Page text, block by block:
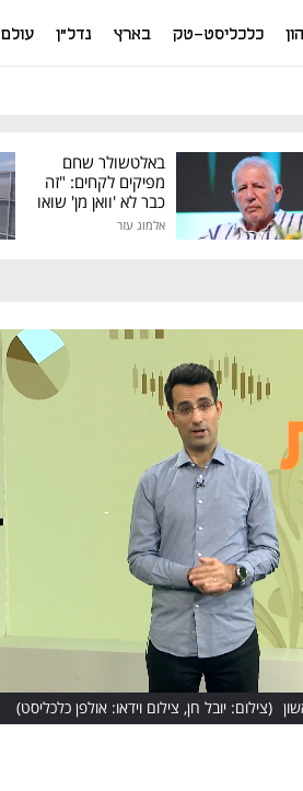
כלכליסט-טק בארץ נדל"ן עולם
באלטשולר שחם
מפיקים לקחים: "זה
כבר לא 'וואן מן' שואו
של גילעד"
אלמוג עזר
(צילום: יובל חן, צילום וידאו: אולפן כלכליסט)